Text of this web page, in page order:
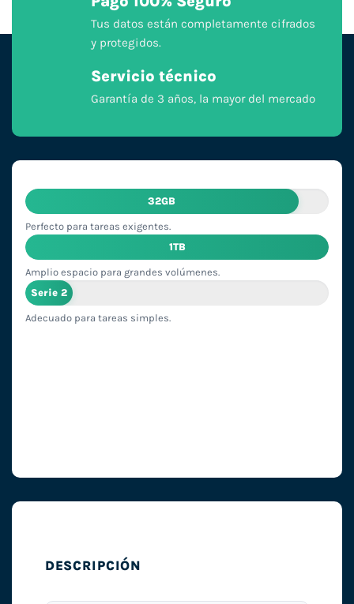
Tus datos están completamente cifrados
y protegidos.
Servicio técnico
Garantía de 3 años, la mayor del mercado
32GB
Perfecto para tareas exigentes.
1TB
Amplio espacio para grandes volúmenes.
Serie 2
Adecuado para tareas simples.
DESCRIPCIÓN